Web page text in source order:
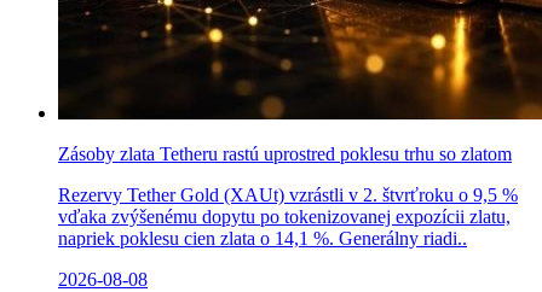
Zásoby zlata Tetheru rastú uprostred poklesu trhu so zlatom
Rezervy Tether Gold (XAUt) vzrástli v 2. štvrťroku o 9,5 %
vďaka zvýšenému dopytu po tokenizovanej expozícii zlatu,
napriek poklesu cien zlata o 14,1 %. Generálny riadi..
2026-08-08